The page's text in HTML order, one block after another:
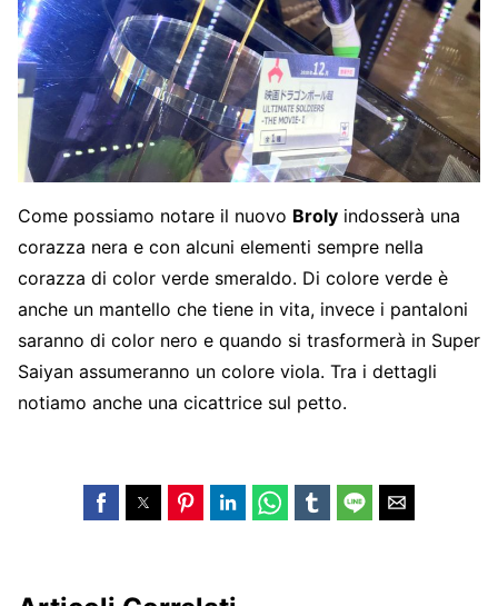
Come possiamo notare il nuovo Broly indosserà una
corazza nera e con alcuni elementi sempre nella
corazza di color verde smeraldo. Di colore verde è
anche un mantello che tiene in vita, invece i pantaloni
saranno di color nero e quando si trasformerà in Super
Saiyan assumeranno un colore viola. Tra i dettagli
notiamo anche una cicattrice sul petto.